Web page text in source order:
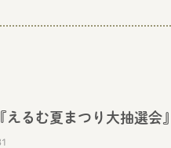
えるむ夏まつり大抽選会